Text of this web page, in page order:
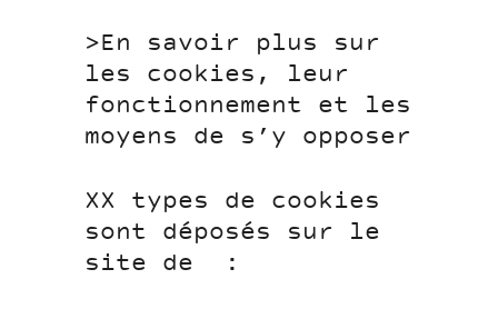
>En savoir plus sur
les cookies, leur
fonctionnement et les
moyens de s’y opposer
XX types de cookies
sont déposés sur le
site de :